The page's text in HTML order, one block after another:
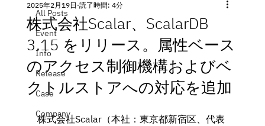
All Posts
Event
Info
Release
Case
Company
株式会社Scalar、ScalarDB
3.15 をリリース。属性ベース
のアクセス制御機構およびベ
クトルストアへの対応を追加
2025年2月19日 読了時間: 4分
株式会社Scalar（本社：東京都新宿区、代表